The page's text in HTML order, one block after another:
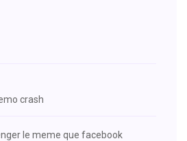
crash
le meme que facebook